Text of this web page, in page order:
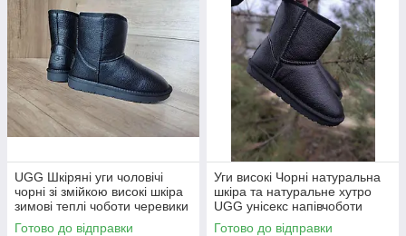
UGG Шкіряні уги чоловічі
чорні зі змійкою високі шкіра
зимові теплі чоботи черевики
Готово до відправки
Уги високі Чорні натуральна
шкіра та натуральне хутро
UGG унісекс напівчоботи
великі розміри Зима
Готово до відправки